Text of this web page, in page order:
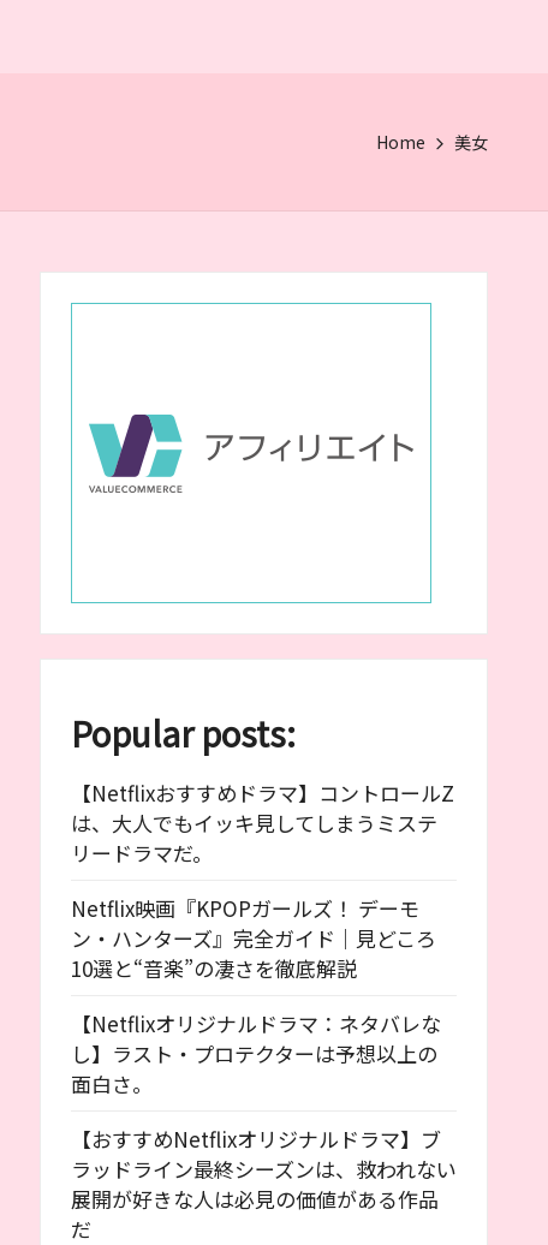
Home 美女
Popular posts:
【Netflixおすすめドラマ】コントロールZ
は、大人でもイッキ見してしまうミステ
リードラマだ。
Netflix映画『KPOPガールズ！ デーモ
ン・ハンターズ』完全ガイド｜見どころ
10選と“音楽”の凄さを徹底解説
【Netflixオリジナルドラマ：ネタバレな
し】ラスト・プロテクターは予想以上の
面白さ。
【おすすめNetflixオリジナルドラマ】ブ
ラッドライン最終シーズンは、救われない
展開が好きな人は必見の価値がある作品
だ